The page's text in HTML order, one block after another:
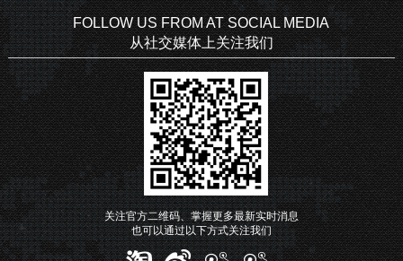
FOLLOW US FROM AT SOCIAL MEDIA
从社交媒体上关注我们
关注官方二维码、掌握更多最新实时消息
也可以通过以下方式关注我们